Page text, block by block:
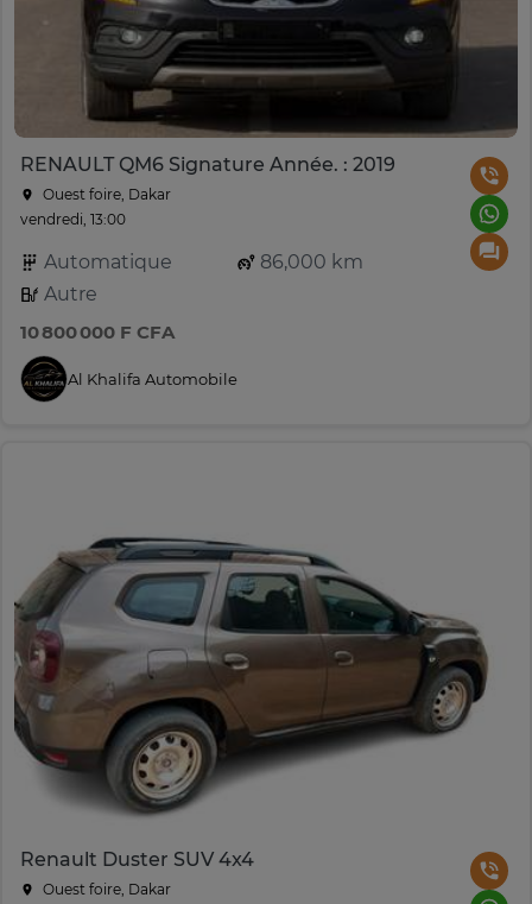
RENAULT QM6 Signature Année. : 2019
Ouest foire, Dakar
vendredi, 13:00
Automatique
86,000 km
Autre
10 800 000 F CFA
Al Khalifa Automobile
Renault Duster SUV 4x4
Ouest foire, Dakar